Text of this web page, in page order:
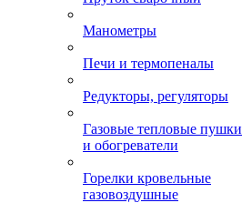
Манометры
Печи и термопеналы
Редукторы, регуляторы
Газовые тепловые пушки
и обогреватели
Горелки кровельные
газовоздушные